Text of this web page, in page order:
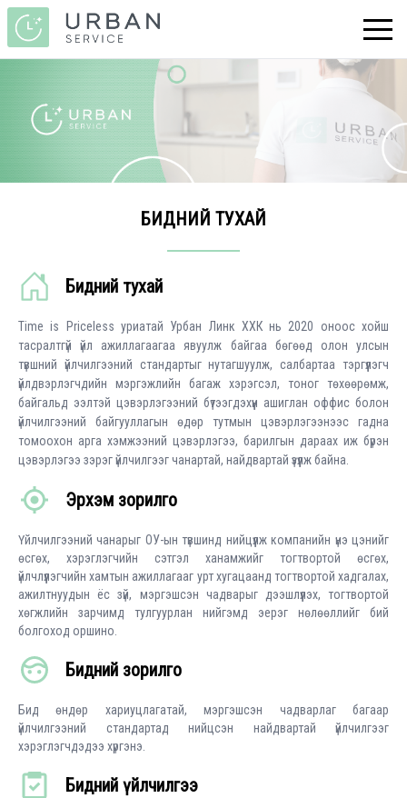
БИДНИЙ ТУХАЙ
Бидний тухай
Time is Priceless уриатай Урбан Линк ХХК нь 2020 оноос хойш
тасралтгүй үйл ажиллагаагаа явуулж байгаа бөгөөд олон улсын
түвшний үйлчилгээний стандартыг нутагшуулж, салбартаа тэргүүлэгч
үйлдвэрлэгчдийн мэргэжлийн багаж хэрэгсэл, тоног төхөөрөмж,
байгальд ээлтэй цэвэрлэгээний бүтээгдэхүүн ашиглан оффис болон
үйлчилгээний байгууллагын өдөр тутмын цэвэрлэгээнээс гадна
томоохон арга хэмжээний цэвэрлэгээ, барилгын дараах иж бүрэн
цэвэрлэгээ зэрэг үйлчилгээг чанартай, найдвартай үзүүлж байна.
Эрхэм зорилго
Үйлчилгээний чанарыг ОУ-ын түвшинд нийцүүлж компанийн үнэ цэнийг
өсгөх, хэрэглэгчийн сэтгэл ханамжийг тогтвортой өсгөх,
үйлчлүүлэгчийн хамтын ажиллагааг урт хугацаанд тогтвортой хадгалах,
ажилтнуудын ёс зүй, мэргэшсэн чадварыг дээшлүүлэх, тогтвортой
хөгжлийн зарчимд тулгуурлан нийгэмд эерэг нөлөөллийг бий
болгоход оршино.
Бидний зорилго
Бид өндөр хариуцлагатай, мэргэшсэн чадварлаг багаар
үйлчилгээний стандартад нийцсэн найдвартай үйлчилгээг
хэрэглэгчдэдээ хүргэнэ.
Бидний үйлчилгээ